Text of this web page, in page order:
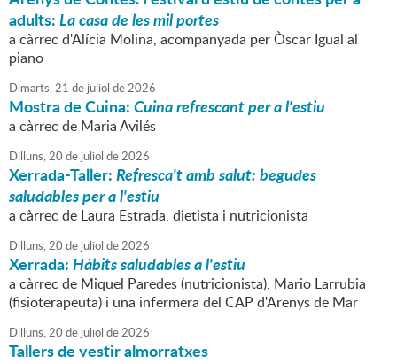
adults:La casa de les mil portes
a càrrec d'Alícia Molina, acompanyada per Òscar Igual al
piano
Dimarts,21 de juliol de2026
Mostra de Cuina:Cuina refrescant per a l'estiu
a càrrec de Maria Avilés
Dilluns,20 de juliol de2026
Xerrada-Taller:Refresca't amb salut: begudes
saludables per a l'estiu
a càrrec de Laura Estrada, dietista i nutricionista
Dilluns,20 de juliol de2026
Xerrada:Hàbits saludables a l'estiu
a càrrec de Miquel Paredes (nutricionista), Mario Larrubia
(fisioterapeuta) i una infermera del CAP d'Arenys de Mar
Dilluns,20 de juliol de2026
Tallers de vestir almorratxes